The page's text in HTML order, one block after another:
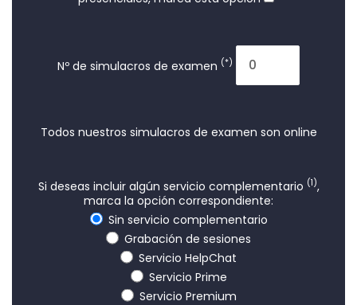
Nº de simulacros de examen (*)
Todos nuestros simulacros de examen son online
Si deseas incluir algún servicio complementario (1),
marca la opción correspondiente:
Sin servicio complementario
Grabación de sesiones
Servicio HelpChat
Servicio Prime
Servicio Premium